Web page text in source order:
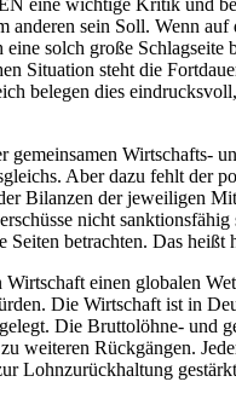
eine wichtige Kritik und
sein Soll. Wenn
solch große
steht die
belegen dies
Wirtschafts-
Aber dazu fehlt der
Bilanzen der jeweiligen
nicht
betrachten. Das
einen globalen
Die Wirtschaft ist in
Die Bruttolöhne- und
weiteren Rückgängen.
Lohnzurückhaltung